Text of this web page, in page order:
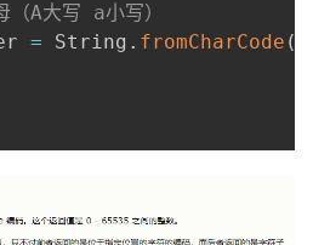
A大写 a小写）
= String . fromCharCode (